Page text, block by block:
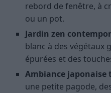
rebord de fenêtre, à
ou un pot.
Jardin zen
blanc à des végétaux
épurées et des
Ambiance
une petite pagode,